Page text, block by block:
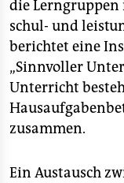
die
schul- und
berichtet eine
„Sinnvoller
Unterricht
zusammen.
Ein Austausch